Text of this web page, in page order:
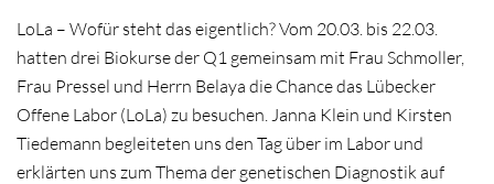
LoLa – Wofür steht das eigentlich? Vom 20.03. bis 22.03.
hatten drei Biokurse der Q1 gemeinsam mit Frau Schmoller,
Frau Pressel und Herrn Belaya die Chance das Lübecker
Offene Labor (LoLa) zu besuchen. Janna Klein und Kirsten
Tiedemann begleiteten uns den Tag über im Labor und
erklärten uns zum Thema der genetischen Diagnostik auf